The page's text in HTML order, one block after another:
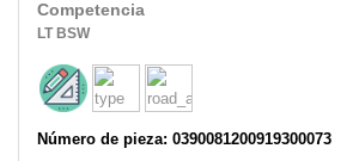
Competencia
LT BSW
Número de pieza: 0390081200919300073